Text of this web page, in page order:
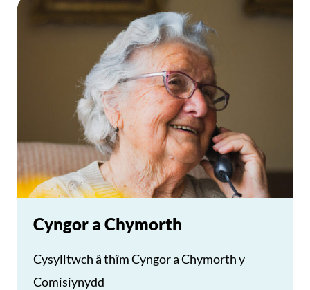
Cyngor a Chymorth
Cysylltwch â thîm Cyngor a Chymorth y
Comisiynydd